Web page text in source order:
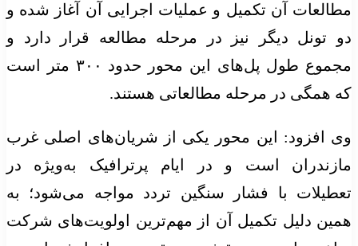
مطالعات آن تکمیل و عملیات اجرایی آن آغاز شده و
دو تونل دیگر نیز در مرحله مطالعه قرار دارد و
مجموع طول پل‌های این محور حدود ۳۰۰ متر است
که همگی در مرحله مطالعاتی هستند.
وی افزود: این محور یکی از شریان‌های اصلی غرب
مازندران است و در ایام پرترافیک به‌ویژه در
تعطیلات با فشار سنگین تردد مواجه می‌شود؛ به
همین دلیل تکمیل آن از مهم‌ترین اولویت‌های شرکت